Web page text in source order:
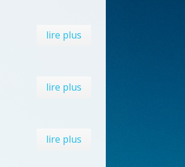
lire plus
lire plus
lire plus